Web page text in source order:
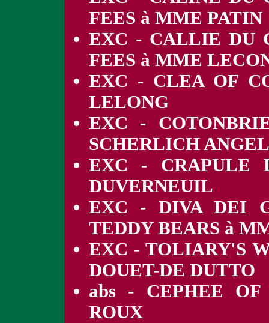
FEES à MME PATIN
EXC - CALLIE DU
FEES à MME
EXC - CLEA OF
LELONG
EXC -
SCHERLICH
EXC - CRAPULE
DUVERNEUIL
EXC - DIVA DEI
TEDDY BEARS à
EXC - TOLIARY'S
DOUET-DE DUTTO
abs - CEPHEE
ROUX